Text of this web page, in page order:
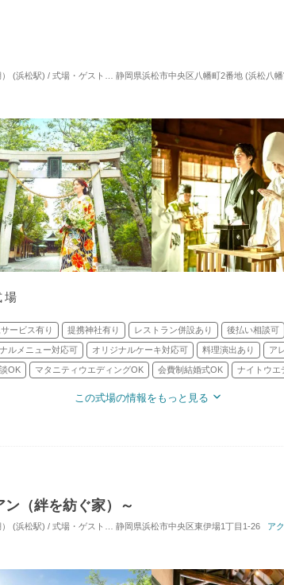
松駅) / 式場・ゲストハウス 対応人数: 着席：2名 ～ 120名 挙式ス
静岡県浜松市中央区八幡町2番地 (浜松八
場
ービス有り 提携神社有り レストラン併設あり 後払い相談可
ルメニュー対応可 オリジナルケーキ対応可 料理演出あり ア
OK マタニティウエディングOK 会費制結婚式OK ナイトウエ
この式場の情報をもっと見る
（絆を紡ぐ家）～
松駅) / 式場・ゲストハウス 対応人数: 着席：2名 ～ 60名 挙式スタ
静岡県浜松市中央区東伊場1丁目1-26 ア